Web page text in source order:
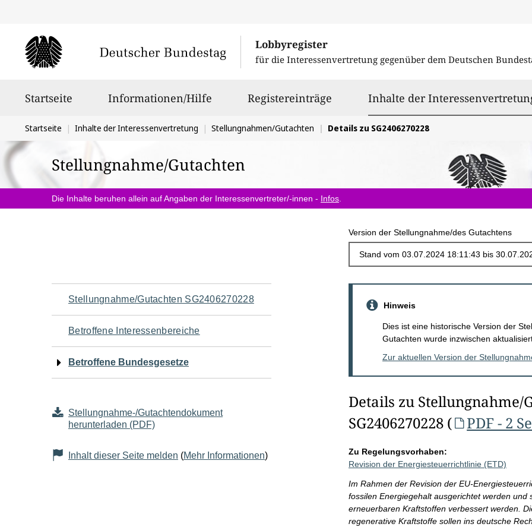
Lobbyregister
für die Interessenvertretung gegenüber dem Deutschen
Startseite Informationen/Hilfe Registereinträge Inhalte der
Sie
befinden
sich
hier:
Startseite Inhalte der Interessenvertretung Stellungnahmen/Gutachten Details zu SG2406270228
Stellungnahme/Gutachten
Die Inhalte beruhen allein auf Angaben der Interessenvertreter/-innen - Infos
Version der Stellungnahme/des Gutachtens
Navigation
für
den
Seiteninhalt
Stellungnahme/Gutachten SG2406270228
Betroffene Interessenbereiche
Betroffene Bundesgesetze
Stellungnahme-/Gutachtendokument
herunterladen (PDF)
Inhalt dieser Seite melden (Mehr Informationen)
Hinweis
Dies ist eine historische Version der
Gutachten wurde inzwischen
Zur aktuellen Version der
Details zu Stellungnahme/
SG2406270228 (
PDF - 2
Zu Regelungsvorhaben:
Revision der Energiesteuerrichtlinie (ETD)
Im Rahmen der Revision der EU-
fossilen Energiegehalt ausgerichtet werden
erneuerbaren Kraftstoffen verbessert werden.
regenerative Kraftstoffe sollen ins deutsche